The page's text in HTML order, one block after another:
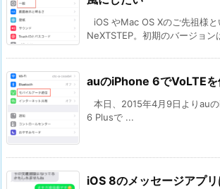
iOS やMac OS Xのご先祖様
NeXTSTEP。初期のバージョン
auのiPhone 6でVoLTEを
本日、2015年4月9日よりau
6 Plusで ...
iOS 8のメッセージアプ